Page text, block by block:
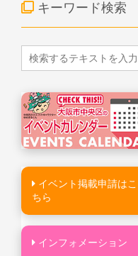
キーワード検索
イベント掲載申請はこ
ちら
インフォメーション